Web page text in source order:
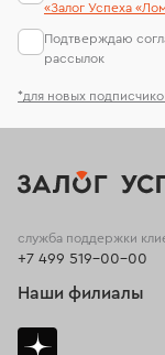
*для новых
«Залог Успеха
Подтверждаю
рассылок
служба поддержки
+7 499 519-00-00
Наши филиалы